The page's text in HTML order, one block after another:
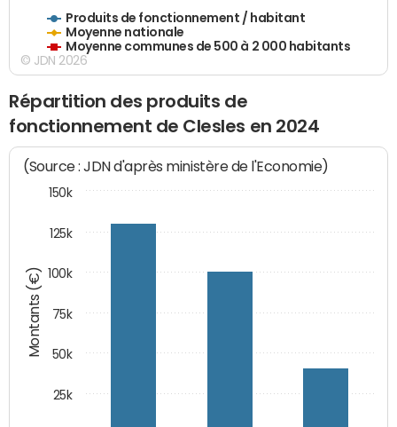
Produits de fonctionnement / habitant
Moyenne nationale
Moyenne communes de 500 à 2 000 habitants
© JDN 2026
Répartition des produits de
fonctionnement de Clesles en 2024
Montants (€)
(Source : JDN d'après ministère de l'Economie)
25k
50k
75k
100k
125k
150k